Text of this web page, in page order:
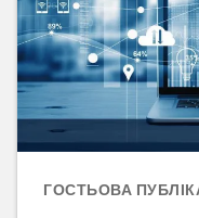
ГОСТЬОВА